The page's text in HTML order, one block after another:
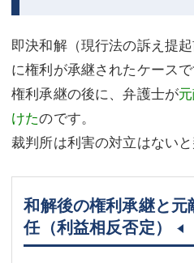
即決和解（現行法の訴え提
に権利が承継されたケースで
権利承継の後に、弁護士が
けたのです。
裁判所は利害の対立はないと
和解後の権利承継と
任（利益相反否定）